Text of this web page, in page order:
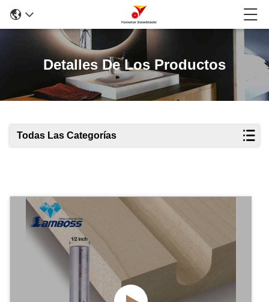
Detalles De Los Productos
Todas Las Categorías